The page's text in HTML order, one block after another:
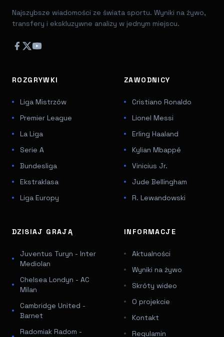
Najszybsze wiadomości ze świata sportu. Wyniki na żywo,
transfery i ekskluzywne analizy w jednym miejscu.
ROZGRYWKI
Liga Mistrzów
Premier League
La Liga
Serie A
Bundesliga
Ekstraklasa
Liga Europy
ZAWODNICY
Cristiano Ronaldo
Lionel Messi
Erling Haaland
Kylian Mbappé
Vinicius Jr.
Jude Bellingham
R. Lewandowski
DZISIAJ GRAJĄ
Juventus Turyn - Inter
Mediolan
Chelsea Londyn - AC
Milan
Cambridge United -
Barnet
Radomiak Radom -
INFORMACJE
Aktualności
Wyniki na żywo
Skróty wideo
O projekcie
Kontakt
Regulamin